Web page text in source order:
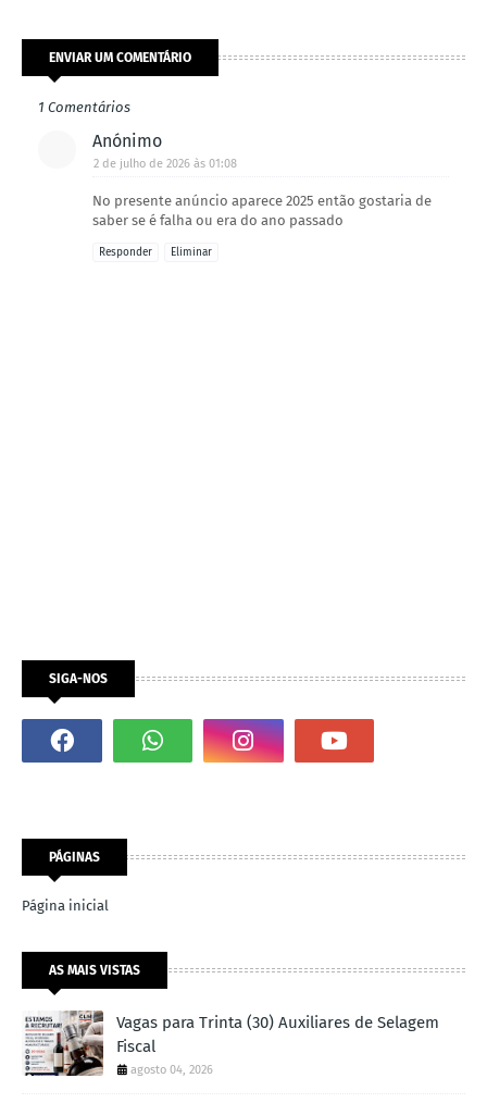
ENVIAR UM COMENTÁRIO
1 Comentários
Anónimo
2 de julho de 2026 às 01:08
No presente anúncio aparece 2025 então gostaria de
saber se é falha ou era do ano passado
Responder Eliminar
SIGA-NOS
PÁGINAS
Página inicial
AS MAIS VISTAS
Vagas para Trinta (30) Auxiliares de Selagem
Fiscal
agosto 04, 2026